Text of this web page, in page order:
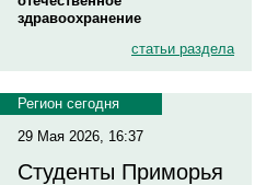
здравоохранение
статьи раздела
Регион сегодня
29 Мая 2026, 16:37
Студенты Приморья